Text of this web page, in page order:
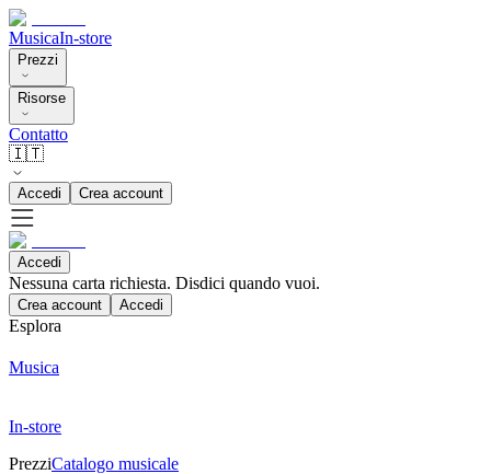
MusicaIn-store
Prezzi
Risorse
Contatto
🇮🇹
Accedi Crea account
Accedi
Nessuna carta richiesta. Disdici quando vuoi.
Crea account Accedi
Esplora
Musica
In-store
PrezziCatalogo musicale